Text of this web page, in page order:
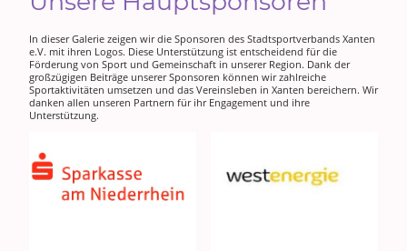
In dieser Galerie zeigen wir die Sponsoren des Stadtsportverbands Xanten
e.V. mit ihren Logos. Diese Unterstützung ist entscheidend für die
Förderung von Sport und Gemeinschaft in unserer Region. Dank der
großzügigen Beiträge unserer Sponsoren können wir zahlreiche
Sportaktivitäten umsetzen und das Vereinsleben in Xanten bereichern. Wir
danken allen unseren Partnern für ihr Engagement und ihre
Unterstützung.